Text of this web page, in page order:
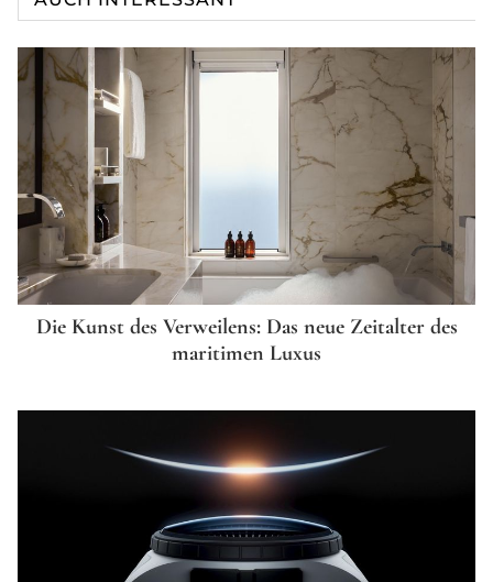
Die Kunst des Verweilens: Das neue Zeitalter des
maritimen Luxus